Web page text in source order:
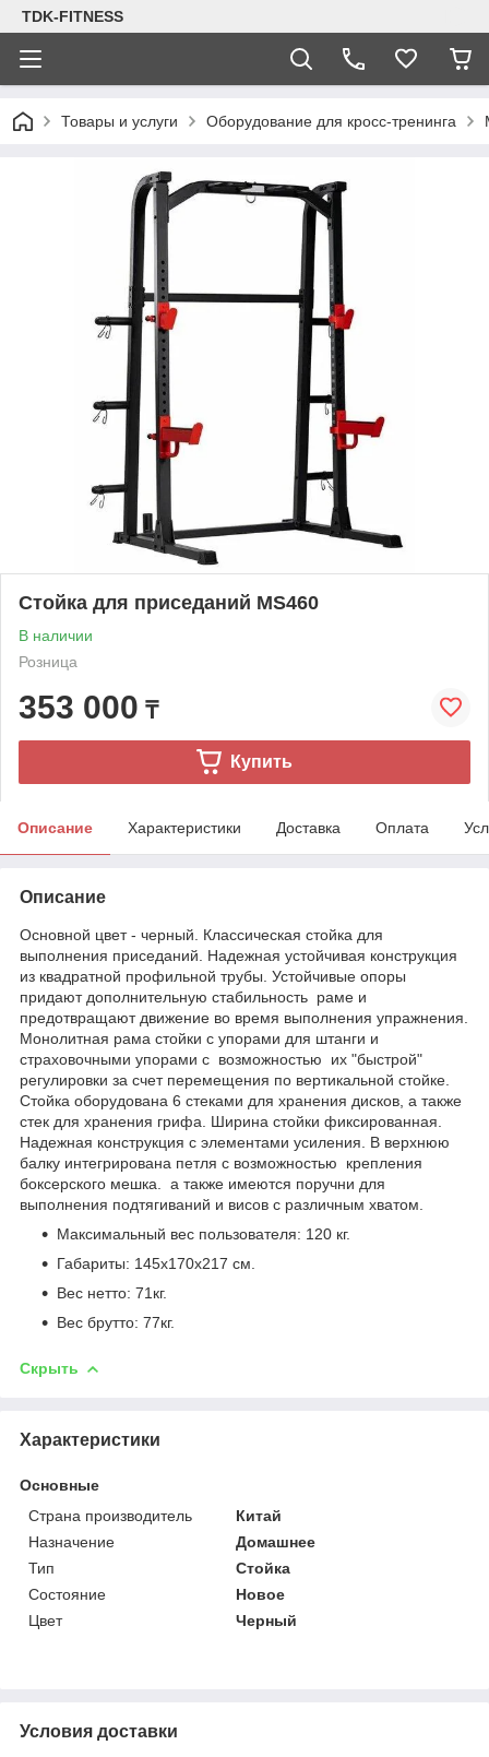
TDK-FITNESS
Товары и услуги Оборудование для кросс-тренинга
Стойка для приседаний MS460
В наличии
Розница
353 000 ₸
Купить
Описание Характеристики Доставка Оплата
Описание
Основной цвет - черный. Классическая стойка для
выполнения приседаний. Надежная устойчивая конструкция
из квадратной профильной трубы. Устойчивые опоры
придают дополнительную стабильность раме и
предотвращают движение во время выполнения упражнения.
Монолитная рама стойки с упорами для штанги и
страховочными упорами с возможностью их "быстрой"
регулировки за счет перемещения по вертикальной стойке.
Стойка оборудована 6 стеками для хранения дисков, а также
стек для хранения грифа. Ширина стойки фиксированная.
Надежная конструкция с элементами усиления. В верхнюю
балку интегрирована петля с возможностью крепления
боксерского мешка. а также имеются поручни для
выполнения подтягиваний и висов с различным хватом.
Максимальный вес пользователя: 120 кг.
Габариты: 145х170х217 см.
Вес нетто: 71кг.
Вес брутто: 77кг.
Скрыть
Характеристики
Основные
Страна производитель
Китай
Назначение
Домашнее
Тип
Стойка
Состояние
Новое
Цвет
Черный
Условия доставки